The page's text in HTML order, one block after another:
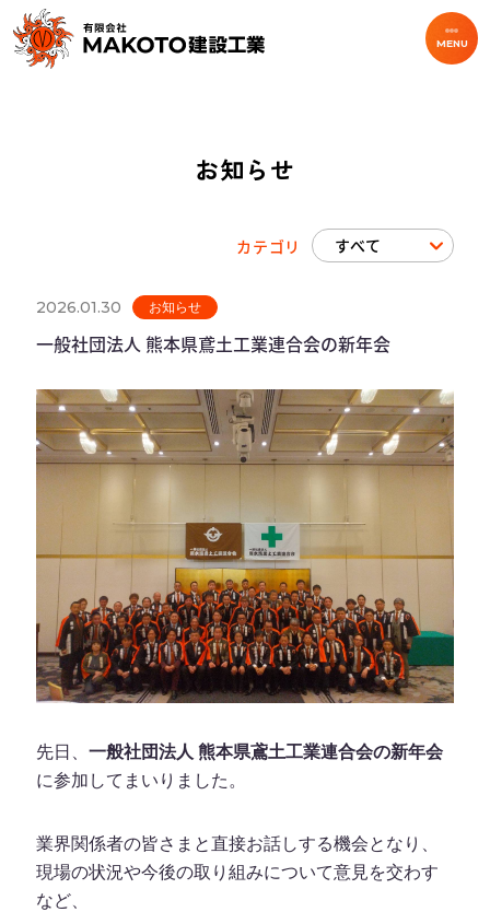
MENU
お知らせ
お知らせ
カテゴリ
2026.01.30 お知らせ
一般社団法人 熊本県鳶土工業連合会の新年会
先日、 一般社団法人 熊本県鳶土工業連合会の新年会
に参加してまいりました。
業界関係者の皆さまと直接お話しする機会となり、
現場の状況や今後の取り組みについて意見を交わす
など、